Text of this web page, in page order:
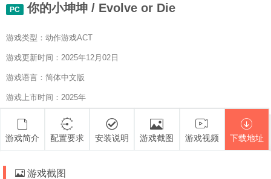
PC 你的小坤坤 / Evolve or Die
游戏类型：动作游戏ACT
游戏更新时间：2025年12月02日
游戏语言：简体中文版
游戏上市时间：2025年
游戏简介 配置要求 安装说明 游戏截图 游戏视频 下载地址
游戏截图